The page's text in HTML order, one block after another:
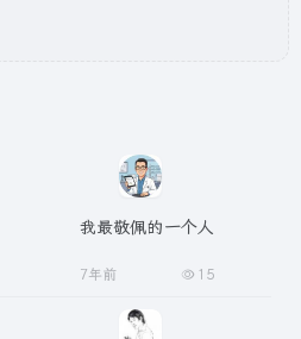
我最敬佩的一个人
7年前 15